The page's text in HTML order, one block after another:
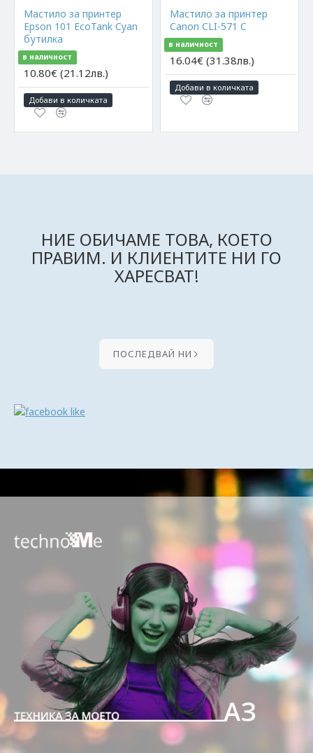
Мастило за принтер
Epson 101 EcoTank Cyan
бутилка
в наличност
10.80€ (21.12лв.)
Добави в количката
Мастило за принтер
Canon CLI-571 C
в наличност
16.04€ (31.38лв.)
Добави в количката
НИЕ ОБИЧАМЕ ТОВА, КОЕТО
ПРАВИМ. И КЛИЕНТИТЕ НИ ГО
ХАРЕСВАТ!
ПОСЛЕДВАЙ НИ